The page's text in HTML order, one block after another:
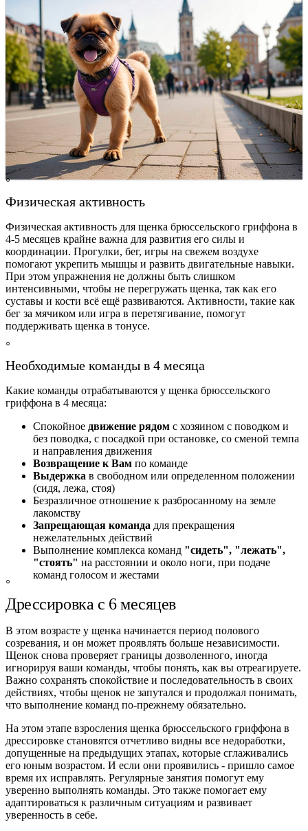
Физическая активность
Физическая активность для щенка брюссельского гриффона в
4-5 месяцев крайне важна для развития его силы и
координации. Прогулки, бег, игры на свежем воздухе
помогают укрепить мышцы и развить двигательные навыки.
При этом упражнения не должны быть слишком
интенсивными, чтобы не перегружать щенка, так как его
суставы и кости всё ещё развиваются. Активности, такие как
бег за мячиком или игра в перетягивание, помогут
поддерживать щенка в тонусе.
Необходимые команды в 4 месяца
Какие команды отрабатываются у щенка брюссельского
гриффона в 4 месяца:
Спокойное движение рядом с хозяином с поводком и
без поводка, с посадкой при остановке, со сменой темпа
и направления движения
Возвращение к Вам по команде
Выдержка в свободном или определенном положении
(сидя, лежа, стоя)
Безразличное отношение к разбросанному на земле
лакомству
Запрещающая команда для прекращения
нежелательных действий
Выполнение комплекса команд "сидеть", "лежать",
"стоять" на расстоянии и около ноги, при подаче
команд голосом и жестами
Дрессировка с 6 месяцев
В этом возрасте у щенка начинается период полового
созревания, и он может проявлять больше независимости.
Щенок снова проверяет границы дозволенного, иногда
игнорируя ваши команды, чтобы понять, как вы отреагируете.
Важно сохранять спокойствие и последовательность в своих
действиях, чтобы щенок не запутался и продолжал понимать,
что выполнение команд по-прежнему обязательно.
На этом этапе взросления щенка брюссельского гриффона в
дрессировке становятся отчетливо видны все недоработки,
допущенные на предыдущих этапах, которые сглаживались
его юным возрастом. И если они проявились - пришло самое
время их исправлять. Регулярные занятия помогут ему
уверенно выполнять команды. Это также помогает ему
адаптироваться к различным ситуациям и развивает
уверенность в себе.